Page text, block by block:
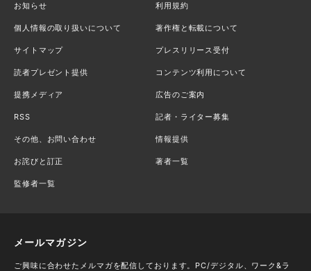
お知らせ 利用規約
個人情報の取り扱いについて 著作権と転載について
サイトマップ プレスリリース受付
読者プレゼント提供 コンテンツ利用について
提携メディア 広告のご案内
RSS 記者・ライター募集
その他、お問い合わせ 情報提供
お詫びと訂正 著者一覧
監修者一覧
メールマガジン
ご興味に合わせたメルマガを配信しております。PC/デジタル、ワーク&ラ